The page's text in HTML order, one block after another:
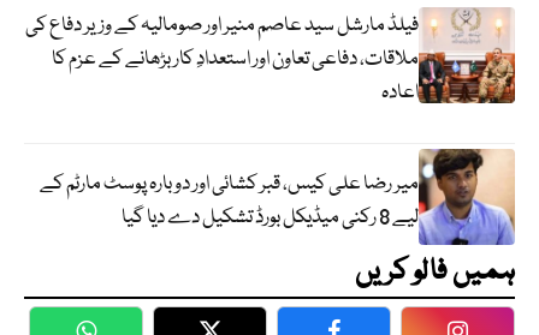
فیلڈ مارشل سید عاصم منیر اور صومالیہ کے وزیر دفاع کی
ملاقات، دفاعی تعاون اور استعدادِ کار بڑھانے کے عزم کا
اعادہ
میر رضا علی کیس، قبر کشائی اور دوبارہ پوسٹ مارٹم کے
لیے 8 رکنی میڈیکل بورڈ تشکیل دے دیا گیا
ہمیں فالو کریں